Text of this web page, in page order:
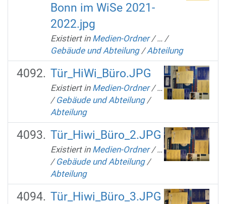
Bonn im WiSe 2021-
2022.jpg
Existiert in Medien-Ordner /… /
Gebäude und Abteilung /Abteilung
Tür_HiWi_Büro.JPG
Existiert in Medien-Ordner /…
/Gebäude und Abteilung /
Abteilung
Tür_Hiwi_Büro_2.JPG
Existiert in Medien-Ordner /…
/Gebäude und Abteilung /
Abteilung
Tür_Hiwi_Büro_3.JPG